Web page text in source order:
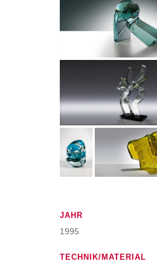
JAHR
1995
TECHNIK/MATERIAL